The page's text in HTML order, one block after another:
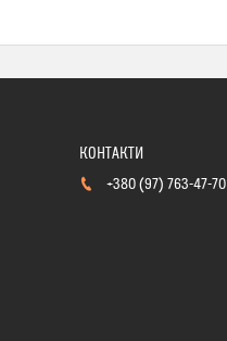
+380 (97) 763-47-70